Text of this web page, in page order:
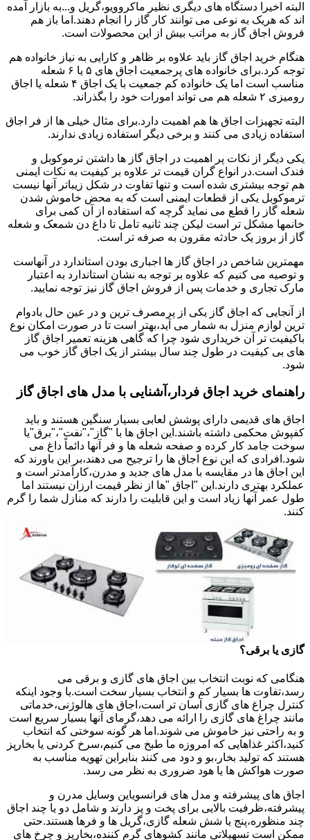
البته اخیرا دستگاه های دیگری نظیر ماکروویو،گریل و...به بازار آمده
اند که هریک به نوعی می توانند کار گاز را انجام دهند.اما باز هم
فروش اجاق گاز به مراتب بیش از این محصولات است.
هنگام خرید اجاق گاز باید علاوه بر ظاهر و کارایی به نیاز خانواده هم
توجه کرد.برای خانواده های پرجمعیت اجاق های ۵ یا ۶ شعله
مناسب است اما یک خانواده کم جمعیت با یک اجاق ۴ شعله یا اجاق
رومیزی ۲ شعله هم می تواند امورات خود را بگذراند.
البته تجهیزات اجاق ها هم اهمیت دارد.برای مثال خیلی ها از فر اجاق
استفاده زیادی می کنند و برخی دیگر استفاده زیادی ندارند.
یکی دیگر از نکات پر اهمیت در اجاق گاز ها داشتن ترموکوبل و
فندک است.در انواع گران قیمت تر علاوه بر کیفیت به نکات ایمنی
هم توجه بیشتری شده است و تنها تفاوت در شکل زیباتر آنها نیست
ترموکوبل یکی از قطعات ایمنی است که به محض خاموش شدن
شعله گاز را قطع می نماید گرچه که استفاده از آن کمی برای
خانمها مشکل تر است لیکن چند ثانیه تامل تا داغ دن شمعک و شعله
گاز از بروز یک حادثه مقرون به صرفه تر است.
مهمترین شاخص در اجاق گاز ها اجباری بودن استاندارد در آنهاست
و توصیه می کنیم که علاوه بر توجه به نشان استاندارد به اعتبار
مارک تجاری و خدمات پس از فروش اجاق گاز نیز توجه نمایید.
از آنجایی که اجاق گاز یکی از پرمصرف ترین و در عین حال بادوام
ترین لوازم منزل به شمار می آید،بهتر است تا در صورت امکان نوع
باکیفیت تر آن خریداری شود چرا که گاهی هزینه تعمیر اجاق گاز
های بی کیفیت در طول چند سال بیشتر از یک اجاق گاز خوب می
شود.
راهنمای خرید اجاق فردار،آشنایی با مدل های اجاق گاز
اجاق های قدیمی دارای پوشش لعابی بسیار سنگین هستند و باید
کفپوش محکمی داشته باشند.این اجاق ها با "گاز"،"نفت"،"برق"یا
سوخت جامد کار کرده و صفحه شعله ها و فر آنها دائماً داغ می
شود.افرادی که این نوع اجاق ها را ترجیح می دهند،بر این باورند که
این اجاق ها در مقایسه با مدل های جدید و مدرن،کارآمدتر است و
عملکرد بهتری دارند.این "اجاق "ها از نظر قیمت ارزان نیستند اما
طول عمر آنها زیاد است و این قابلیت را دارند که منازل شما را گرم
کنند.
گازی یا برقی؟
هنگامی که نوبت انتخاب بین اجاق های گازی و برقی می
رسد،تفاوت ها بسیار کم و انتخاب بسیار سخت است.با وجود اینکه
کنترل چراغ های گازی آسان تر است،اجاق های هالوژنی،خدماتی
مانند چراغ های گازی را ارائه می دهد،گرمای آنها بسیار سریع است
و به راحتی نیز خاموش می شوند.اما هر گونه سوختی که انتخاب
کنید،اکثر غذاهایی که امروزه ما طبخ می کنیم،سرخ کردنی یا بخارپز
هستند که تولید بخار،بو و دود می کنند بنابراین تهویه مناسب به
صورت هواکش ها یا هود ضروری به نظر می رسد.
اجاق های پیشرفته و مدل های فرانسویاین وسایل مدرن و
پیشرفته،ظرفیت بالایی برای پخت و پز دارند و شامل دو یا چند اجاق
چند منظوره،پنج یا شش شعله گازی،گریل ها و فرها هستند.حتی
ممکن است تسهیلاتی مانند کشوهای گرم کننده،بخارپز و چرخ های